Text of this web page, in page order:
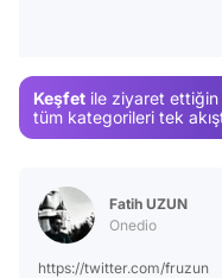
Keşfet ile ziyaret ettiğin
tüm kategorileri tek
Fatih UZUN
Onedio
https://twitter.com/fruzun